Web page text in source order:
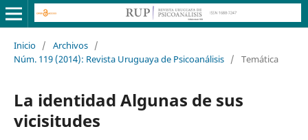
Inicio / Archivos /
Núm. 119 (2014): Revista Uruguaya de Psicoanálisis / Temática
La identidad Algunas de sus
vicisitudes